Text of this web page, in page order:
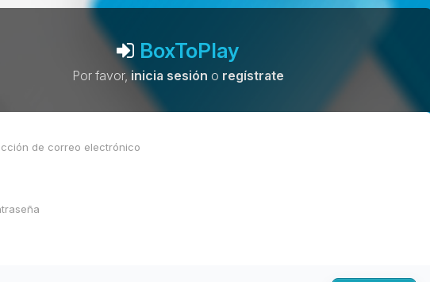
BoxToPlay
Por favor,inicia sesión o regístrate